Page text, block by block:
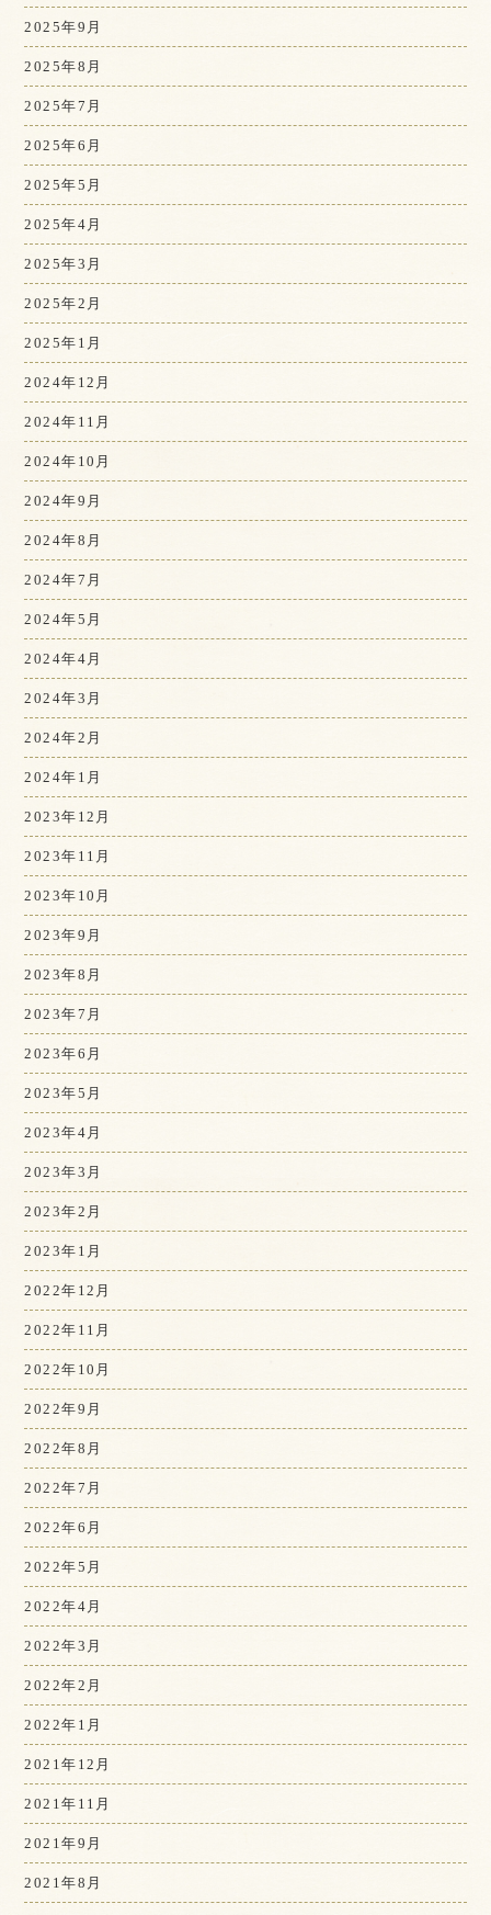
2025年9月
2025年8月
2025年7月
2025年6月
2025年5月
2025年4月
2025年3月
2025年2月
2025年1月
2024年12月
2024年11月
2024年10月
2024年9月
2024年8月
2024年7月
2024年5月
2024年4月
2024年3月
2024年2月
2024年1月
2023年12月
2023年11月
2023年10月
2023年9月
2023年8月
2023年7月
2023年6月
2023年5月
2023年4月
2023年3月
2023年2月
2023年1月
2022年12月
2022年11月
2022年10月
2022年9月
2022年8月
2022年7月
2022年6月
2022年5月
2022年4月
2022年3月
2022年2月
2022年1月
2021年12月
2021年11月
2021年9月
2021年8月